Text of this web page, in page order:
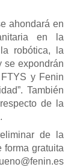
ahondará en
en la
robótica, la
se expondrán
y Fenin
También
de la
de la
forma gratuita